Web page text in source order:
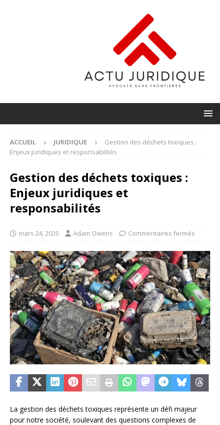
ACCUEIL JURIDIQUE
Gestion des déchets toxiques :
Enjeux juridiques et responsabilités
Gestion des déchets toxiques :
Enjeux juridiques et
responsabilités
mars 24, 2025 Adam Owens Commentaires fermés
La gestion des déchets toxiques représente un défi majeur
pour notre société, soulevant des questions complexes de